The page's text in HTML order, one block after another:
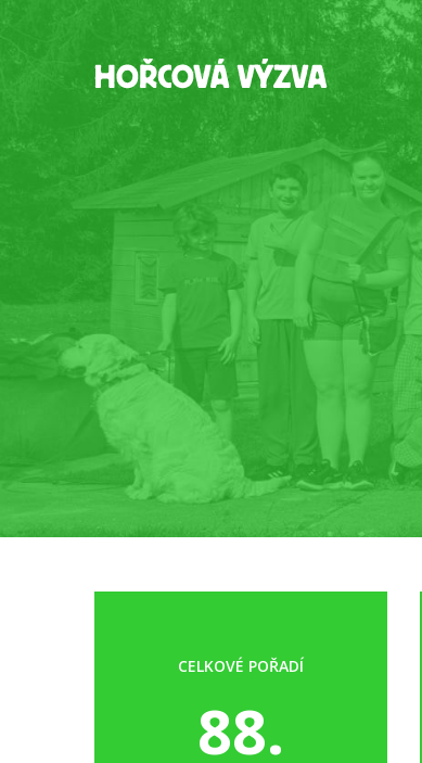
CELKOVÉ POŘADÍ
88.